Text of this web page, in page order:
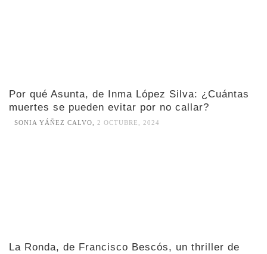
Por qué Asunta, de Inma López Silva: ¿Cuántas
muertes se pueden evitar por no callar?
SONIA YÁÑEZ CALVO, 2 OCTUBRE, 2024
La Ronda, de Francisco Bescós, un thriller de